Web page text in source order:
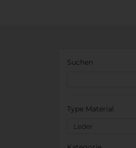
Suchen
Type Material